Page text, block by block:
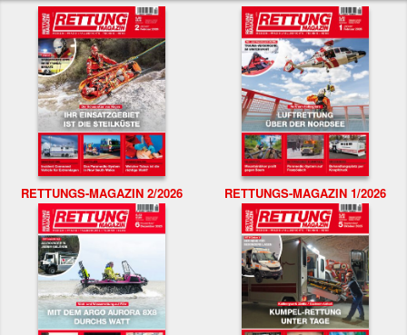
RETTUNGS-MAGAZIN 2/2026 RETTUNGS-MAGAZIN 1/2026